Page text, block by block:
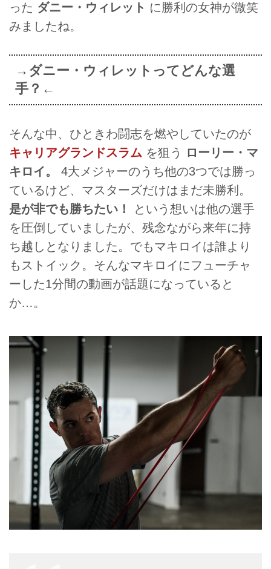
った ダニー・ウィレット に勝利の女神が微笑
みましたね。
→ダニー・ウィレットってどんな選
手？←
そんな中、ひときわ闘志を燃やしていたのが
キャリアグランドスラム を狙う
ローリー・マ
キロイ。
4大メジャーのうち他の3つでは勝っ
ているけど、マスターズだけはまだ未勝利。
是が非でも勝ちたい！
という想いは他の選手
を圧倒していましたが、残念ながら来年に持
ち越しとなりました。でもマキロイは誰より
もストイック。そんなマキロイにフューチャ
ーした1分間の動画が話題になっていると
か…。